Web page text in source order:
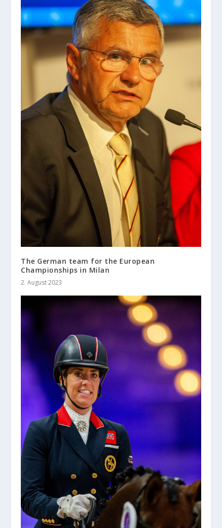
The German team for the European
Championships in Milan
2. August 2023